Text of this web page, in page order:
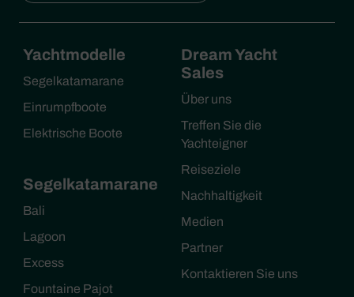
Yachtmodelle
Segelkatamarane
Einrumpfboote
Elektrische Boote
Segelkatamarane
Bali
Lagoon
Excess
Fountaine Pajot
Dream Yacht
Sales
Über uns
Treffen Sie die
Yachteigner
Reiseziele
Nachhaltigkeit
Medien
Partner
Kontaktieren Sie uns